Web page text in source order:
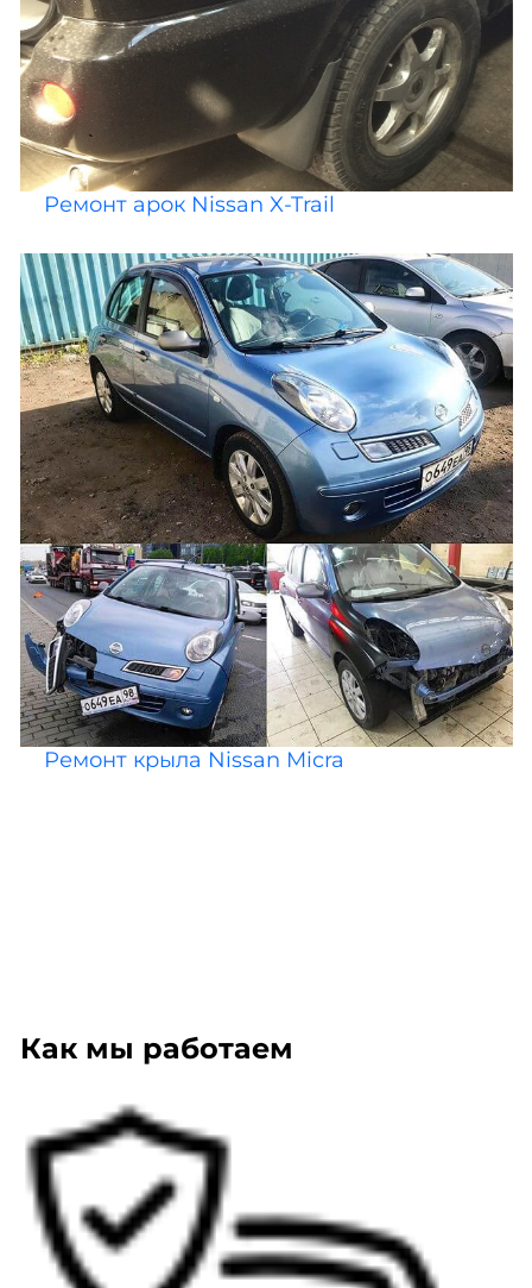
Ремонт арок Nissan X-Trail
Ремонт крыла Nissan Micra
Как мы работаем